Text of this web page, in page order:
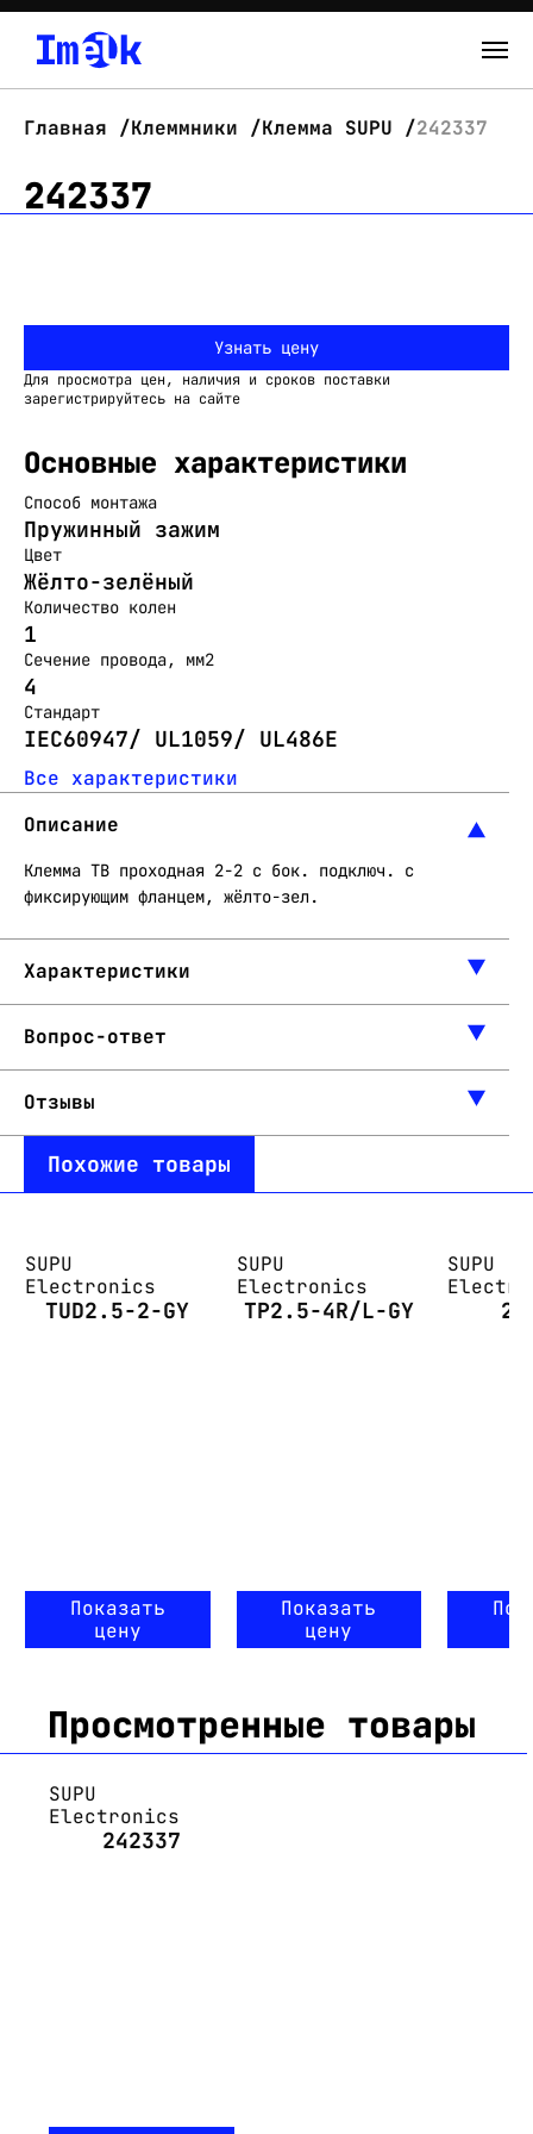
Контакты
Главная Клеммники Клемма SUPU 242337
242337
Узнать цену
Для просмотра цен, наличия и сроков поставки
зарегистрируйтесь на сайте
Основные характеристики
Способ монтажа
Пружинный зажим
Цвет
Жёлто-зелёный
Количество колен
1
Сечение провода, мм2
4
Стандарт
IEC60947/ UL1059/ UL486E
Все характеристики
Описание
Клемма TB проходная 2-2 с бок. подключ. с
фиксирующим фланцем, жёлто-зел.
Характеристики
Вопрос-ответ
Отзывы
Похожие товары
SUPU
Electronics
TUD2.5-2-GY
Показать
цену
SUPU
Electronics
TP2.5-4R/L-GY
Показать
цену
SUPU
Просмотренные товары
SUPU
Electronics
242337